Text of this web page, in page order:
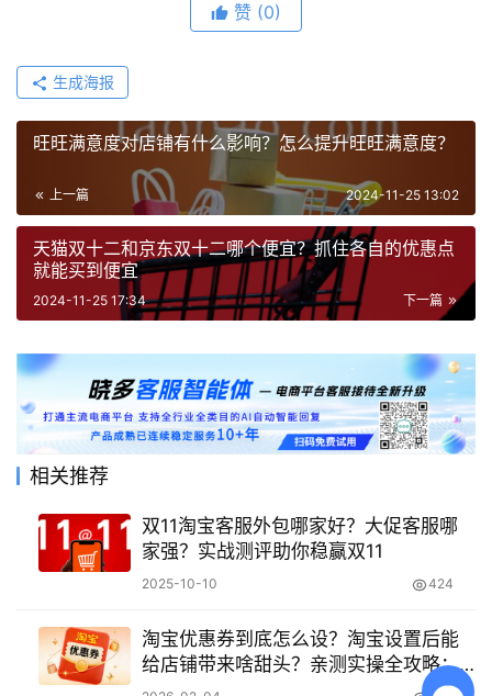
赞 (0)
生成海报
旺旺满意度对店铺有什么影响？怎么提升旺旺满意度？
上一篇 2024-11-25 13:02
天猫双十二和京东双十二哪个便宜？抓住各自的优惠点
就能买到便宜
下一篇
2024-11-25 17:34
相关推荐
双11淘宝客服外包哪家好？大促客服哪
家强？实战测评助你稳赢双11
2025-10-10 424
淘宝优惠券到底怎么设？淘宝设置后能
给店铺带来啥甜头？亲测实操全攻略：3
分钟学会高效设券，提升30%转化率与